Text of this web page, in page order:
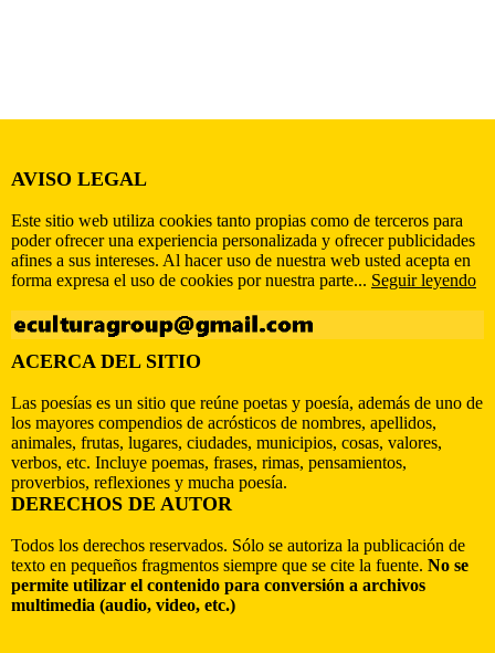
AVISO LEGAL
Este sitio web utiliza cookies tanto propias como de terceros para
poder ofrecer una experiencia personalizada y ofrecer publicidades
afines a sus intereses. Al hacer uso de nuestra web usted acepta en
forma expresa el uso de cookies por nuestra parte... Seguir leyendo
ACERCA DEL SITIO
Las poesías es un sitio que reúne poetas y poesía, además de uno de
los mayores compendios de acrósticos de nombres, apellidos,
animales, frutas, lugares, ciudades, municipios, cosas, valores,
verbos, etc. Incluye poemas, frases, rimas, pensamientos,
proverbios, reflexiones y mucha poesía.
DERECHOS DE AUTOR
Todos los derechos reservados. Sólo se autoriza la publicación de
texto en pequeños fragmentos siempre que se cite la fuente. No se
permite utilizar el contenido para conversión a archivos
multimedia (audio, video, etc.)